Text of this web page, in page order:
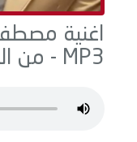
اغنية
MP3 - من البوم البوم صور